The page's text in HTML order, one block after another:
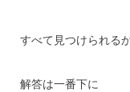
すべて見つけられる
解答は一番下に